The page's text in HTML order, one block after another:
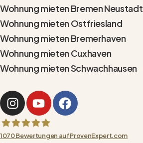
Wohnung mieten Bremen Neustadt
Wohnung mieten Ostfriesland
Wohnung mieten Bremerhaven
Wohnung mieten Cuxhaven
Wohnung mieten Schwachhausen
1070Bewertungen auf ProvenExpert.com